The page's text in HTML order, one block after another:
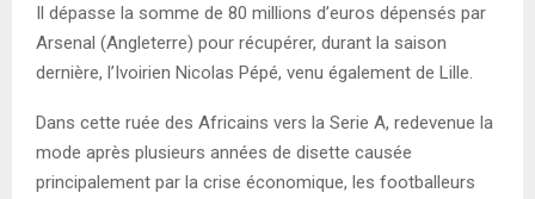
Il dépasse la somme de 80 millions d’euros dépensés par
Arsenal (Angleterre) pour récupérer, durant la saison
dernière, l’Ivoirien Nicolas Pépé, venu également de Lille.
Dans cette ruée des Africains vers la Serie A, redevenue la
mode après plusieurs années de disette causée
principalement par la crise économique, les footballeurs